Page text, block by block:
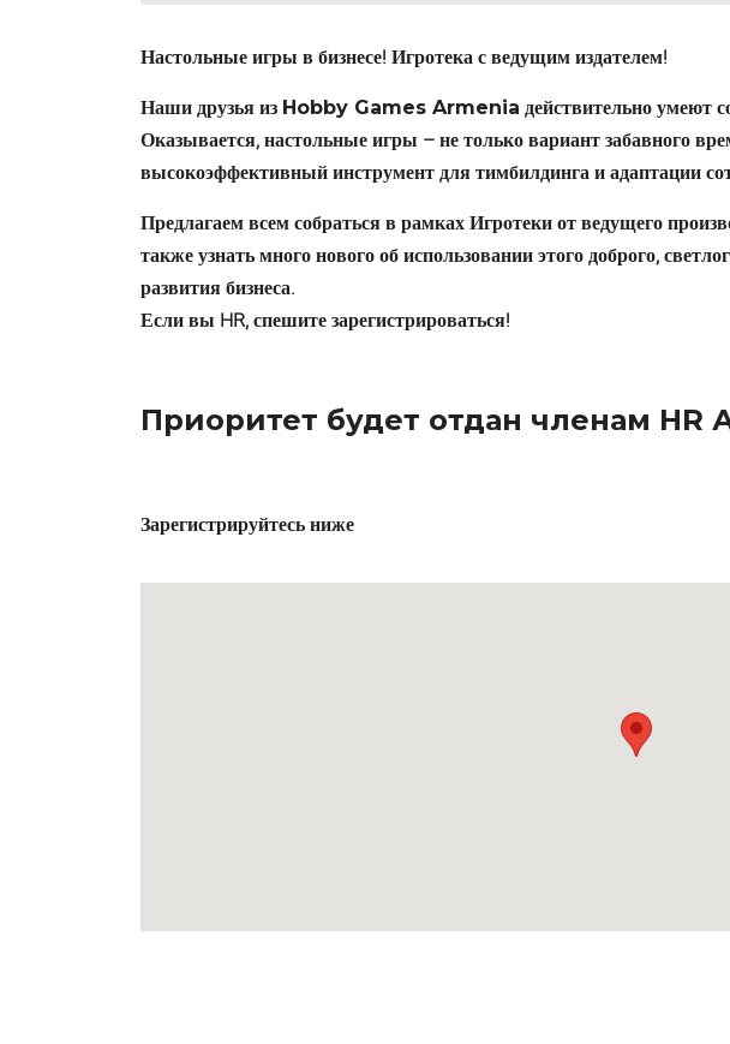
Настольные игры в бизнесе! Игротека с ведущим издателем!
Наши друзья из Hobby Games Armenia действительно умеют
Оказывается, настольные игры – не только вариант забавного
высокоэффективный инструмент для тимбилдинга и адаптации
Предлагаем всем собраться в рамках Игротеки от ведущего
также узнать много нового об использовании этого доброго,
развития бизнеса.
Если вы HR, спешите зарегистрироваться!
Приоритет будет отдан членам
Зарегистрируйтесьниже